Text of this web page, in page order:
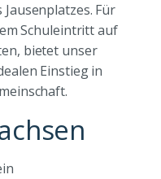
Für
Schuleintritt auf
bietet unser
Einstieg in